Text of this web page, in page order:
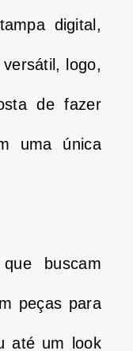
digital,
logo,
de fazer
uma única
buscam
peças para
até um look